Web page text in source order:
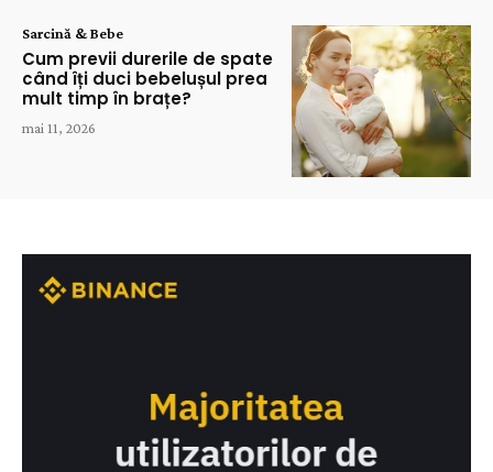
Sarcină & Bebe
Cum previi durerile de spate
când îți duci bebelușul prea
mult timp în brațe?
mai 11, 2026